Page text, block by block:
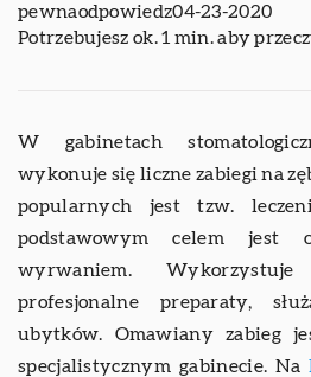
pewnaodpowiedz04-23-2020
Potrzebujesz ok. 1 min. aby
W gabinetach
wykonuje się liczne zabiegi na
popularnych jest tzw.
podstawowym celem jest
wyrwaniem.
profesjonalne preparaty,
ubytków. Omawiany zabieg
specjalistycznym gabinecie. Na